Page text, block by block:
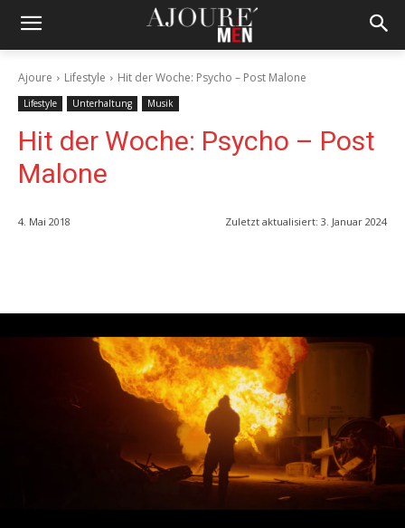
Ajoure Lifestyle Hit der Woche: Psycho – Post Malone
Lifestyle Unterhaltung Musik
Hit der Woche: Psycho – Post
Malone
4. Mai 2018 Zuletzt aktualisiert: 3. Januar 2024